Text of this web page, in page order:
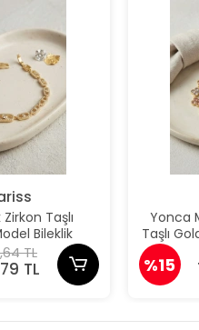
Taşlı
Bileklik
TL
TL
Yonca
Taşlı
%15